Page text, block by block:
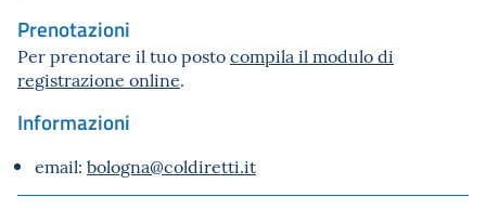
Prenotazioni
Per prenotare il tuo postocompila il modulo di
registrazione online.
Informazioni
email: bologna@coldiretti.it